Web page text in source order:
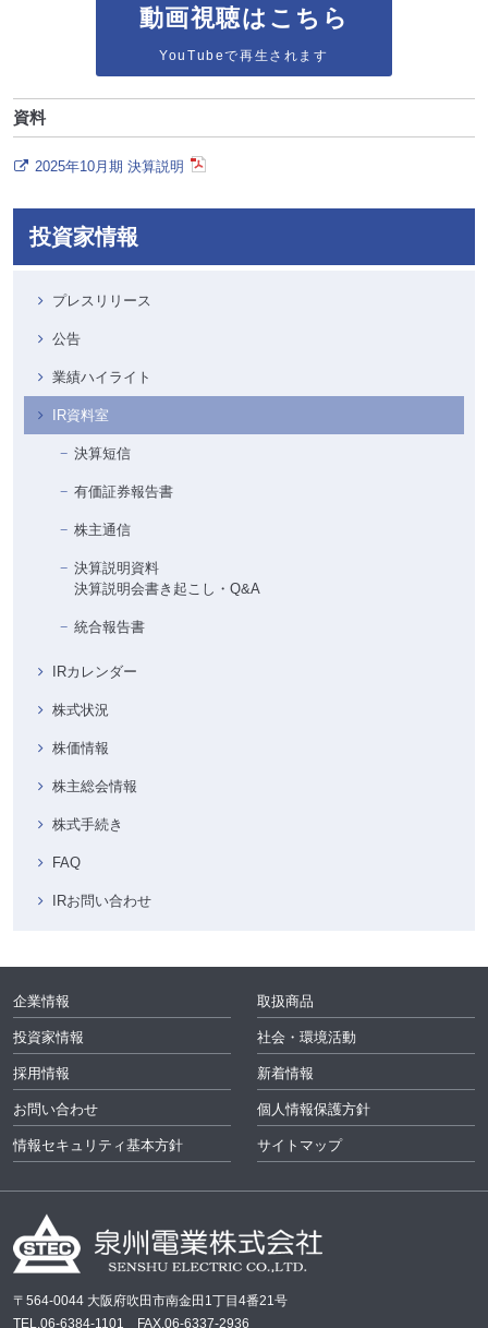
動画視聴はこちら
YouTubeで再生されます
資料
2025年10月期 決算説明
投資家情報
プレスリリース
公告
業績ハイライト
IR資料室
決算短信
有価証券報告書
株主通信
決算説明資料
決算説明会書き起こし・Q&A
統合報告書
IRカレンダー
株式状況
株価情報
株主総会情報
株式手続き
FAQ
IRお問い合わせ
企業情報 取扱商品
投資家情報 社会・環境活動
採用情報 新着情報
お問い合わせ 個人情報保護方針
情報セキュリティ基本方針 サイトマップ
〒564-0044 大阪府吹田市南金田1丁目4番21号
TEL.06-6384-1101 FAX.06-6337-2936